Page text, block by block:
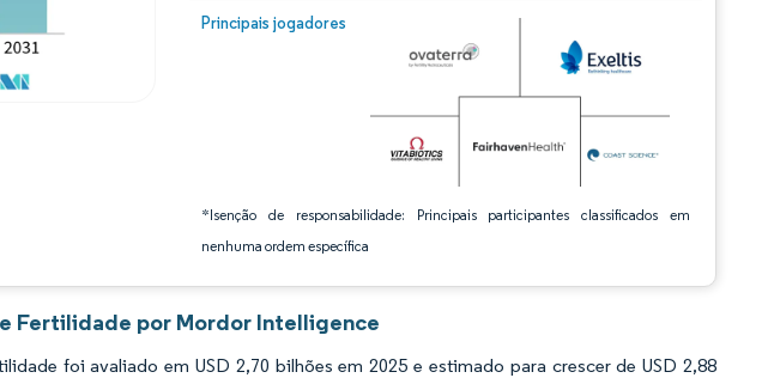
Principais jogadores
*Isenção de responsabilidade: Principais participantes classificados em
nenhuma ordem específica
Imagem © Mordor Intelligence. O reuso requer atribuição conforme CC BY 4.0.
Fertilidade por Mordor Intelligence
foi avaliado em USD 2,70 bilhões em 2025 e estimado para crescer de USD 2,88